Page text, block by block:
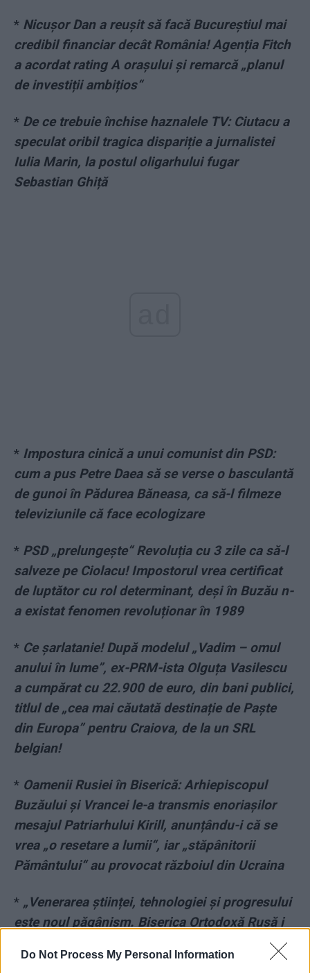
Do Not Process My Personal Information
* Nicușor Dan a reușit să facă Bucureștiul mai
credibil financiar decât România! Agenția Fitch
a acordat rating A orașului și remarcă „planul
de investiții ambițios“
* De ce trebuie închise haznalele TV: Ciutacu a
speculat oribil tragica dispariție a jurnalistei
Iulia Marin, la postul oligarhului fugar
Sebastian Ghiță
* Impostura cinică a unui comunist din PSD:
cum a pus Petre Daea să se verse o basculantă
de gunoi în Pădurea Băneasa, ca să-l filmeze
televiziunile că face ecologizare
* PSD „prelungește“ Revoluția cu 3 zile ca să-l
salveze pe Ciolacu! Impostorul vrea certificat
de luptător cu rol determinant, deși în Buzău n-
a existat fenomen revoluționar în 1989
* Ce șarlatanie! După modelul „Vadim – omul
anului în lume”, ex-PRM-ista Olguța Vasilescu
a cumpărat cu 22.900 de euro, din bani publici,
titlul de „cea mai căutată destinație de Paște
din Europa” pentru Craiova, de la un SRL
belgian!
* Oamenii Rusiei în Biserică: Arhiepiscopul
Buzăului și Vrancei le-a transmis enoriașilor
mesajul Patriarhului Kirill, anunțându-i că se
vrea „o resetare a lumii“, iar „stăpânitorii
Pământului“ au provocat războiul din Ucraina
* „Venerarea științei, tehnologiei și progresului
este noul păgânism. Biserica Ortodoxă Rusă i
se va opune activ!“ – Patriarhul Kirill, în predica
de Paște